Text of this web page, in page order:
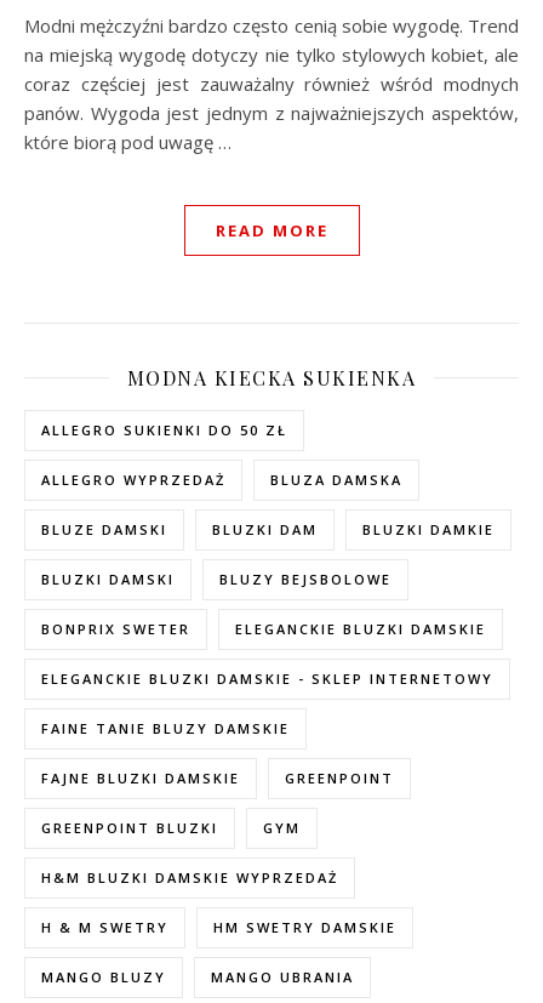
Modni mężczyźni bardzo często cenią sobie wygodę. Trend
na miejską wygodę dotyczy nie tylko stylowych kobiet, ale
coraz częściej jest zauważalny również wśród modnych
panów. Wygoda jest jednym z najważniejszych aspektów,
które biorą pod uwagę …
READ MORE
MODNA KIECKA SUKIENKA
ALLEGRO SUKIENKI DO 50 ZŁ
ALLEGRO WYPRZEDAŻ BLUZA DAMSKA
BLUZE DAMSKI BLUZKI DAM BLUZKI DAMKIE
BLUZKI DAMSKI BLUZY BEJSBOLOWE
BONPRIX SWETER ELEGANCKIE BLUZKI DAMSKIE
ELEGANCKIE BLUZKI DAMSKIE - SKLEP INTERNETOWY
FAINE TANIE BLUZY DAMSKIE
FAJNE BLUZKI DAMSKIE GREENPOINT
GREENPOINT BLUZKI GYM
H&M BLUZKI DAMSKIE WYPRZEDAŻ
H & M SWETRY HM SWETRY DAMSKIE
MANGO BLUZY MANGO UBRANIA